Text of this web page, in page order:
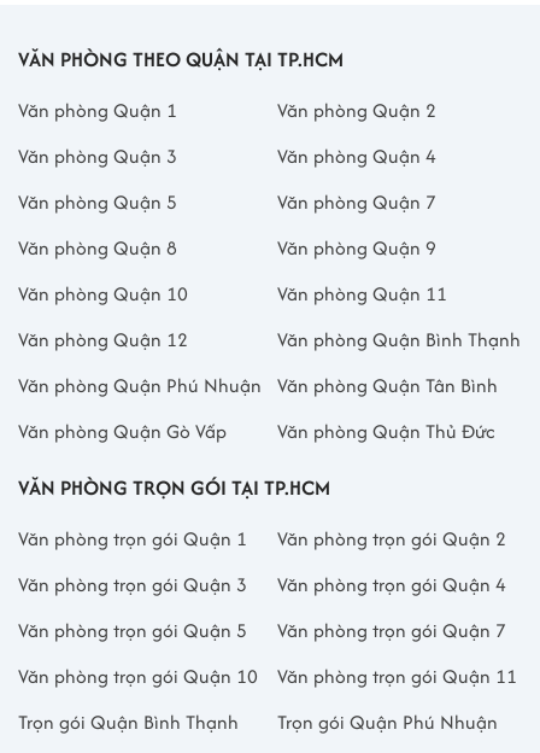
Hạng tòa nhà
Giá thuê
Thời gian hoạt
động
Liên hệ ngay Office Saigon để nhận báo giá chi tiết & ưu đãi thuê
văn phòng tại đường Lương Định Củanói chung và The Bosston nói
khảo sát thực tế và so sánh các lựa chọn tối ưu giúp doanh nghiệp
tiết kiệm thời gian và chi phí vận hành
VĂN PHÒNG THEO QUẬN TẠI TP.HCM
Văn phòng Quận 1
Văn phòng Quận 2
Văn phòng Quận 3
Văn phòng Quận 4
Văn phòng Quận 5
Văn phòng Quận 7
Văn phòng Quận 8
Văn phòng Quận 9
Văn phòng Quận 10
Văn phòng Quận 11
Văn phòng Quận 12
Văn phòng Quận Bình Thạnh
Văn phòng Quận Phú Nhuận
Văn phòng Quận Tân Bình
Văn phòng Quận Gò Vấp
Văn phòng Quận Thủ Đức
VĂN PHÒNG TRỌN GÓI TẠI TP.HCM
Văn phòng trọn gói Quận 1
Văn phòng trọn gói Quận 2
Văn phòng trọn gói Quận 3
Văn phòng trọn gói Quận 4
Văn phòng trọn gói Quận 5
Văn phòng trọn gói Quận 7
Văn phòng trọn gói Quận 10
Văn phòng trọn gói Quận 11
Trọn gói Quận Bình Thạnh
Trọn gói Quận Phú Nhuận